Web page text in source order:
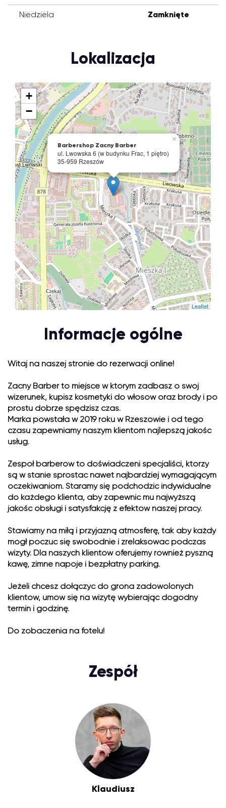
Niedziela Zamknięte
Lokalizacja
Barbershop Zacny Barber
ul. Lwowska 6 (w budynku Frac, 1 piętro)
35-959 Rzeszów
×
+
−
Leaflet
Informacje ogólne
Witaj na naszej stronie do rezerwacji online!
Zacny Barber to miejsce w którym zadbasz o swój
wizerunek, kupisz kosmetyki do włosów oraz brody i po
prostu dobrze spędzisz czas.
Marka powstała w 2019 roku w Rzeszowie i od tego
czasu zapewniamy naszym klientom najlepszą jakość
usług.
Zespół barberów to doświadczeni specjaliści, którzy
są w stanie sprostać nawet najbardziej wymagającym
oczekiwaniom. Staramy się podchodzić indywidualne
do każdego klienta, aby zapewnić mu najwyższą
jakość obsługi i satysfakcję z efektów naszej pracy.
Stawiamy na miłą i przyjazną atmosferę, tak aby każdy
mógł poczuć się swobodnie i zrelaksować podczas
wizyty. Dla naszych klientów oferujemy również pyszną
kawę, zimne napoje i bezpłatny parking.
Jeżeli chcesz dołączyć do grona zadowolonych
klientów, umów się na wizytę wybierając dogodny
termin i godzinę.
Do zobaczenia na fotelu!
Zespół
Klaudiusz